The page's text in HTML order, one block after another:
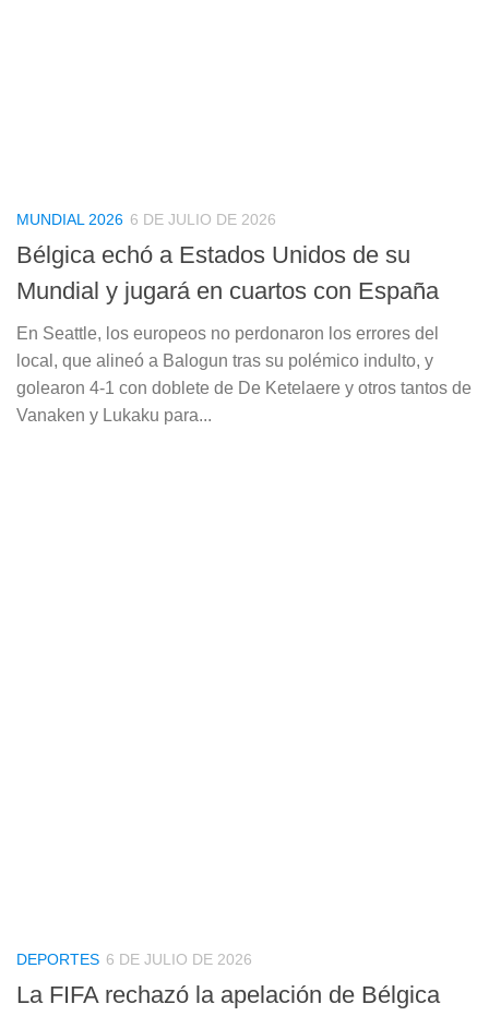
MUNDIAL 2026 6 DE JULIO DE 2026
Bélgica echó a Estados Unidos de su
Mundial y jugará en cuartos con España
En Seattle, los europeos no perdonaron los errores del
local, que alineó a Balogun tras su polémico indulto, y
golearon 4-1 con doblete de De Ketelaere y otros tantos de
Vanaken y Lukaku para...
DEPORTES 6 DE JULIO DE 2026
La FIFA rechazó la apelación de Bélgica